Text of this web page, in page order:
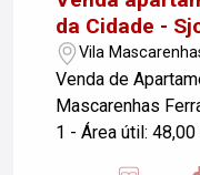
da Cidade -
Vila
Campos/SP
Venda de
Mascarenhas Ferraz - Dormitórios: 2 -
1 - Área útil: